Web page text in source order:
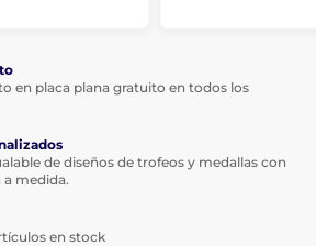
en placa plana gratuito en todos los
de diseños de trofeos y medallas con
a medida.
en stock